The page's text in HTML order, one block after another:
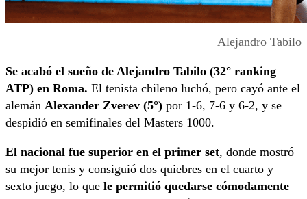
Alejandro Tabilo
Se acabó el sueño de Alejandro Tabilo (32° ranking
ATP) en Roma. El tenista chileno luchó, pero cayó ante el
alemán Alexander Zverev (5°) por 1-6, 7-6 y 6-2, y se
despidió en semifinales del Masters 1000.
El nacional fue superior en el primer set, donde mostró
su mejor tenis y consiguió dos quiebres en el cuarto y
sexto juego, lo que le permitió quedarse cómodamente